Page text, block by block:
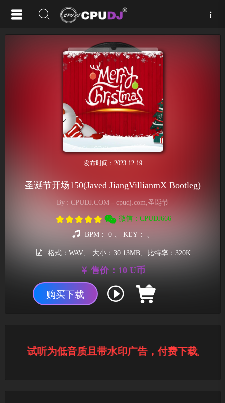
发布时间：2023-12-19
圣诞节开场150(Javed JiangVillianmX Bootleg)
By : CPUDJ.COM - cpudj.com,圣诞节
微信：CPUDJ666
BPM： 0 、 KEY： 、
格式：WAV、 大小：30.13MB、比特率：320K
售价：10 U币
购买下载
：试听为低音质且带水印广告，付费下载后为